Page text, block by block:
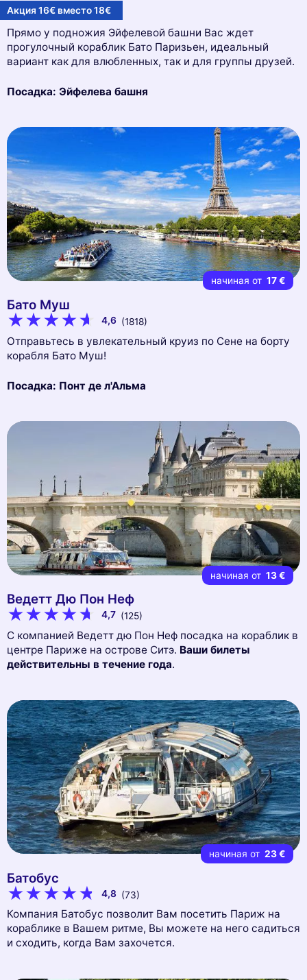
Акция 16€ вместо 18€
Прямо у подножия Эйфелевой башни Вас ждет
прогулочный кораблик Бато Паризьен, идеальный
вариант как для влюбленных, так и для группы друзей.
Посадка: Эйфелева башня
начиная от 17 €
Бато Муш
4,6 (1818)
Отправьтесь в увлекательный круиз по Сене на борту
корабля Бато Муш!
Посадка: Понт де л'Альма
начиная от 13 €
Ведетт Дю Пон Неф
4,7 (125)
С компанией Ведетт дю Пон Неф посадка на кораблик в
центре Париже на острове Ситэ. Ваши билеты
действительны в течение года.
начиная от 23 €
Батобус
4,8 (73)
Компания Батобус позволит Вам посетить Париж на
кораблике в Вашем ритме, Вы можете на него садиться
и сходить, когда Вам захочется.